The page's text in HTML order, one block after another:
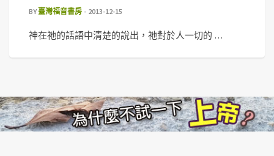
BY臺灣福音書房 2013-12-15
神在祂的話語中清楚的說出，祂對於人一切的 …